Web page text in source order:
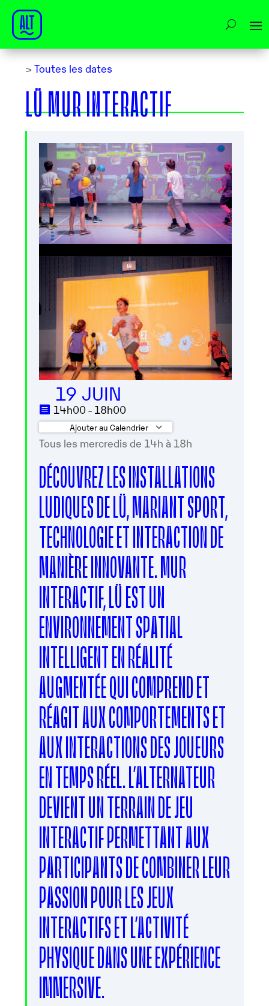
> Toutes les dates
LÜ MUR INTERACTIF
19 JUIN
14h00 - 18h00
Ajouter au Calendrier
Télécharger ICS Calendrier Google
Tous les mercredis de 14h à 18h
DÉCOUVREZ LES INSTALLATIONS
LUDIQUES DE LÜ, MARIANT SPORT,
TECHNOLOGIE ET INTERACTION DE
MANIÈRE INNOVANTE. MUR
INTERACTIF, LÜ EST UN
ENVIRONNEMENT SPATIAL
INTELLIGENT EN RÉALITÉ
AUGMENTÉE QUI COMPREND ET
RÉAGIT AUX COMPORTEMENTS ET
AUX INTERACTIONS DES JOUEURS
EN TEMPS RÉEL. L’ALTERNATEUR
DEVIENT UN TERRAIN DE JEU
INTERACTIF PERMETTANT AUX
PARTICIPANTS DE COMBINER LEUR
PASSION POUR LES JEUX
INTERACTIFS ET L’ACTIVITÉ
PHYSIQUE DANS UNE EXPÉRIENCE
IMMERSIVE.